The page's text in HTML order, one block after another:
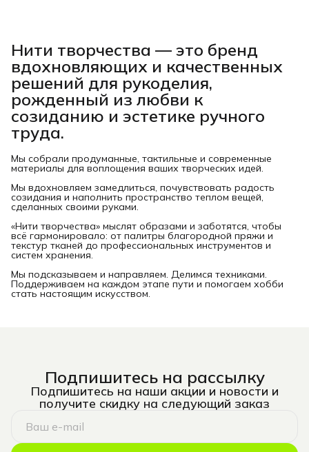
Нити творчества — это бренд
вдохновляющих и качественных
решений для рукоделия,
рожденный из любви к
созиданию и эстетике ручного
труда.
Мы собрали продуманные, тактильные и современные
материалы для воплощения ваших творческих идей.
Мы вдохновляем замедлиться, почувствовать радость
созидания и наполнить пространство теплом вещей,
сделанных своими руками.
«Нити творчества» мыслят образами и заботятся, чтобы
всё гармонировало: от палитры благородной пряжи и
текстур тканей до профессиональных инструментов и
систем хранения.
Мы подсказываем и направляем. Делимся техниками.
Поддерживаем на каждом этапе пути и помогаем хобби
стать настоящим искусством.
Подпишитесь на рассылку
Подпишитесь на наши акции и новости и
получите скидку на следующий заказ